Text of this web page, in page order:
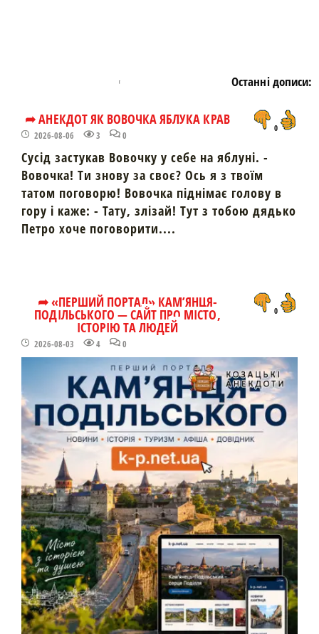
Останні дописи:
➦ АНЕКДОТ ЯК ВОВОЧКА ЯБЛУКА КРАВ
2026-08-06 3 0
0
Сусід застукав Вовочку у себе на яблуні. -
Вовочка! Ти знову за своє? Ось я з твоїм
татом поговорю! Вовочка піднімає голову в
гору і каже: - Тату, злізай! Тут з тобою дядько
Петро хоче поговорити....
➦ «ПЕРШИЙ ПОРТАЛ» КАМ’ЯНЦЯ-
ПОДІЛЬСЬКОГО — САЙТ ПРО МІСТО,
ІСТОРІЮ ТА ЛЮДЕЙ
2026-08-03 4 0
0